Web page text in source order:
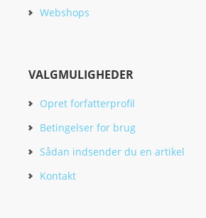
Webshops
VALGMULIGHEDER
Opret forfatterprofil
Betingelser for brug
Sådan indsender du en artikel
Kontakt